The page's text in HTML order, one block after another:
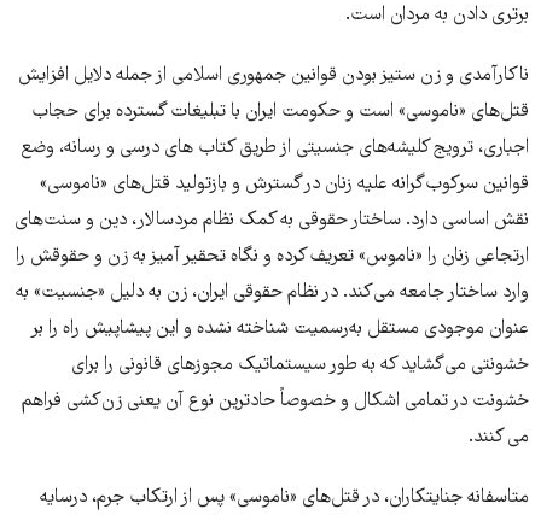
برتری دادن به مردان است.
ناکارآمدی و زن ستیز بودن قوانین جمهوری اسلامی از جمله دلایل افزایش
قتل‌های «ناموسی» است و حکومت ایران با تبلیغات گسترده برای حجاب
اجباری، ترویج کلیشه‌های جنسیتی از طریق کتاب های درسی و رسانه، وضع
قوانین سرکوب‌گرانه علیه زنان در گسترش و بازتولید قتل‌های «ناموسی»
نقش اساسی دارد. ساختار حقوقی به کمک نظام مردسالار، دین و سنت‌های
ارتجاعی زنان را «ناموس» تعریف کرده و نگاه تحقیر آمیز به زن و حقوقش را
وارد ساختار جامعه می‌کند. در نظام حقوقی ایران، زن به دلیل «جنسیت» به
عنوان موجودی مستقل به‌رسمیت شناخته نشده و این پیشاپیش راه را بر
خشونتی می‌گشاید که به طور سیستماتیک مجوزهای قانونی را برای
خشونت در تمامی اشکال و خصوصاً حادترین نوع آن یعنی زن‌کشی فراهم
می کنند.
متاسفانه جنایتکاران، در قتل‌های «ناموسی» پس از ارتکاب جرم، درسایه